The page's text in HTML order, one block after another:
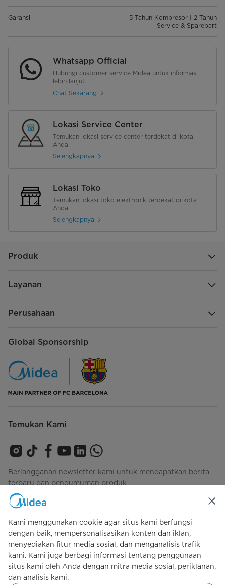
Garansi
5 Tahun Kompresor | 2 Tahun
Service & Sparepart
Whatsapp Official
Hubungi customer service Midea untuk informasi
lebih lanjut.
Chat Sekarang
Lokasi Service Center
Temukan lokasi service center terdekat di kota
Anda.
Selengkapnya
Lokasi Toko
Temukan lokasi toko elektronik terdekat di kota
Anda.
Selengkapnya
Produk
Layanan
Perusahaan
Global Sponsorship
Temukan Kami
Berlangganan newsletter kami untuk mendapatkan berita
terbaru dan pengumuman produk
Lihat bagaimana kami mengelola data Andaprivacy-
policy
Kami menggunakan cookie agar situs kami berfungsi
dengan baik, mempersonalisasikan konten dan iklan,
menyediakan fitur media sosial, dan menganalisis trafik
kami. Kami juga berbagi informasi tentang penggunaan
situs kami oleh Anda dengan mitra media sosial, periklanan,
dan analisis kami.